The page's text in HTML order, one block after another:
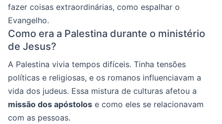
fazer coisas extraordinárias, como espalhar o
Evangelho.
Como era a Palestina durante o ministério
de Jesus?
A Palestina vivia tempos difíceis. Tinha tensões
políticas e religiosas, e os romanos influenciavam a
vida dos judeus. Essa mistura de culturas afetou a
missão dos apóstolos e como eles se relacionavam
com as pessoas.